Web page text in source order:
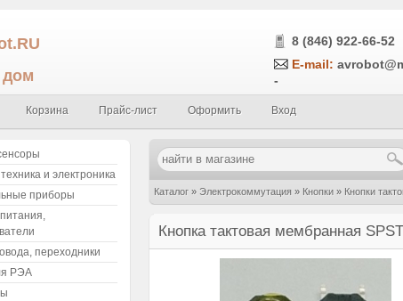
8 (846) 922-66-52
E-mail:
-
Корзина Прайс-лист Оформить Вход
Каталог » Электрокоммутация » Кнопки » Кнопки
Кнопка тактовая мембранная
и электроника
приборы
переходники
РЭА